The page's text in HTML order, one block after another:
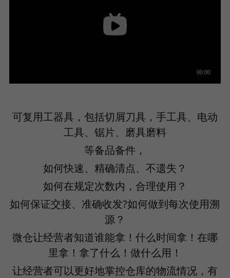
可复用工器具，包括切屑刀具，手工具、电动
工具、锯片、磨具磨料
等备品备件，
如何快速、精确清点、不遗失？
如何在规定次数内，合理使用？
如何保证交接、准确收发?如何做到每次使用溯
源？
微仓让经营者知道谁能拿！什么时间拿！在哪
里拿！拿了什么！做什么用！
让经营者可以更好地掌控仓库的物流情况，有